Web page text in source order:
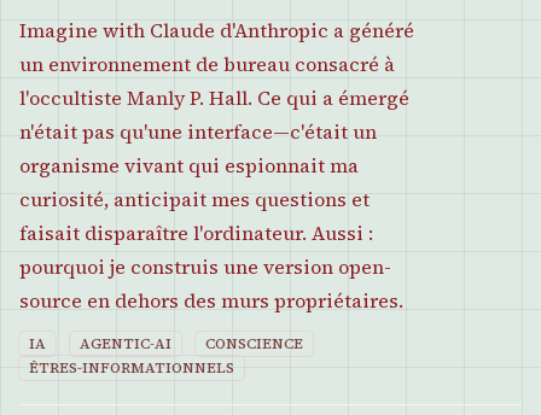
Imagine with Claude d'Anthropic a généré
un environnement de bureau consacré à
l'occultiste Manly P. Hall. Ce qui a émergé
n'était pas qu'une interface—c'était un
organisme vivant qui espionnait ma
curiosité, anticipait mes questions et
faisait disparaître l'ordinateur. Aussi :
pourquoi je construis une version open-
source en dehors des murs propriétaires.
IA AGENTIC-AI
CONSCIENCE
ÊTRES-INFORMATIONNELS